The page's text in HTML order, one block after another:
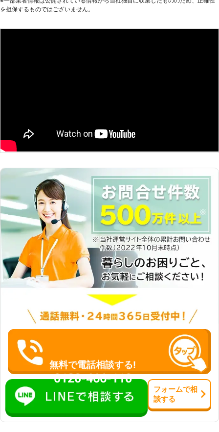
る、テープ・段ボール・エアーパッキ
ださい。 株式会社エコジロー（尼崎
トしています。お部屋の模様替えをす
ると、気分も変わってリフレッシュで
きますよ。「模様替えのとき家具移動
を依頼したい」というときにはぜひと
も当店をご利用くださいませ。
ことはありません。 また、追加料金
りました。また何かあればお願いしようと思います。
を担保するものではございません。
無料で電話相談する!
0120-466-110
フォームで相
談する